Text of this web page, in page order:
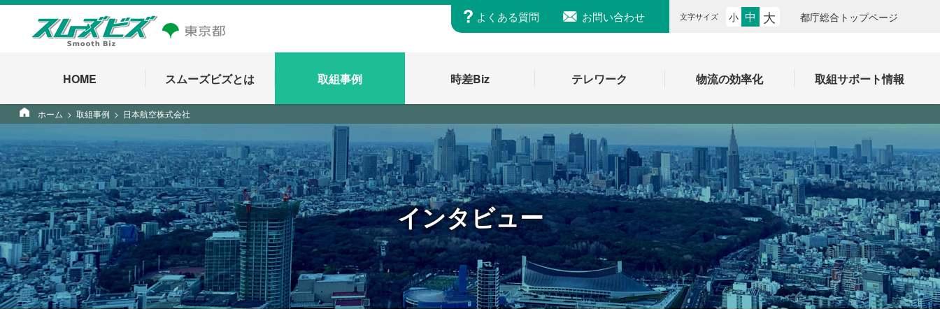
よくある質問 お問い合わせ 文字サイズ 小 中 大 都庁総合トップページ
HOME スムーズビズとは 取組事例 時差Biz テレワーク 物流の効率化 取組サポート情報
ホーム 取組事例 日本航空株式会社
インタビュー